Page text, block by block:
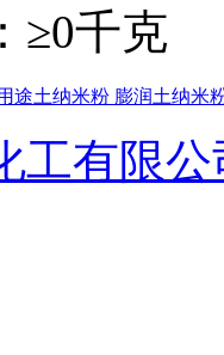
≥0千克
途土纳米粉 膨润土纳米
工有限公